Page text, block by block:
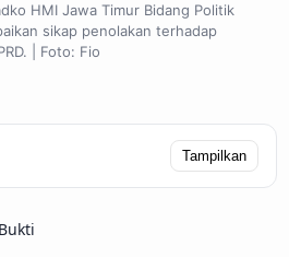
HMI Jawa Timur Bidang Politik
sikap penolakan terhadap
| Foto: Fio
Tampilkan
Bukti